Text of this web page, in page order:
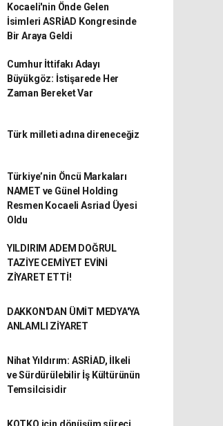
Kocaeli'nin Önde Gelen
İsimleri ASRİAD Kongresinde
Bir Araya Geldi
Cumhur İttifakı Adayı
Büyükgöz: İstişarede Her
Zaman Bereket Var
Türk milleti adına direneceğiz
Türkiye’nin Öncü Markaları
NAMET ve Günel Holding
Resmen Kocaeli Asriad Üyesi
Oldu
YILDIRIM ADEM DOĞRUL
TAZİYE CEMİYET EVİNİ
ZİYARET ETTİ!
DAKKON'DAN ÜMİT MEDYA'YA
ANLAMLI ZİYARET
Nihat Yıldırım: ASRİAD, İlkeli
ve Sürdürülebilir İş Kültürünün
Temsilcisidir
KOTKO için dönüşüm süreci